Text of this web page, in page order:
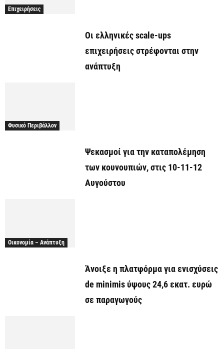
Επιχειρήσεις
Οι ελληνικές scale-ups
επιχειρήσεις στρέφονται στην
ανάπτυξη
Φυσικό Περιβάλλον
Ψεκασμοί για την καταπολέμηση
των κουνουπιών, στις 10-11-12
Αυγούστου
Οικονομία – Ανάπτυξη
Άνοιξε η πλατφόρμα για ενισχύσεις
de minimis ύψους 24,6 εκατ. ευρώ
σε παραγωγούς